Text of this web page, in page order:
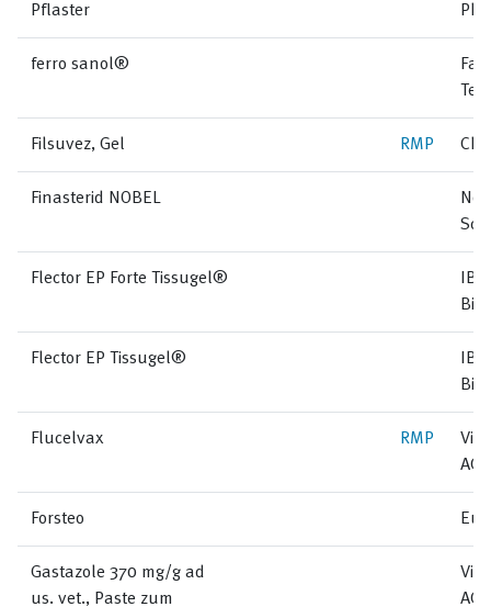
Pflaster
ferro sanol®
Filsuvez, Gel RMP
Finasterid NOBEL
Flector EP Forte Tissugel®
Flector EP Tissugel®
Flucelvax RMP
AG
Forsteo
Gastazole 370 mg/g ad
us. vet., Paste zum
AG